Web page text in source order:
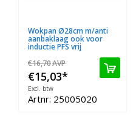
Wokpan Ø28cm m/anti
aanbaklaag ook voor
inductie PFS vrij
€16,70AVP
€15,03*
Excl. btw
Artnr: 25005020